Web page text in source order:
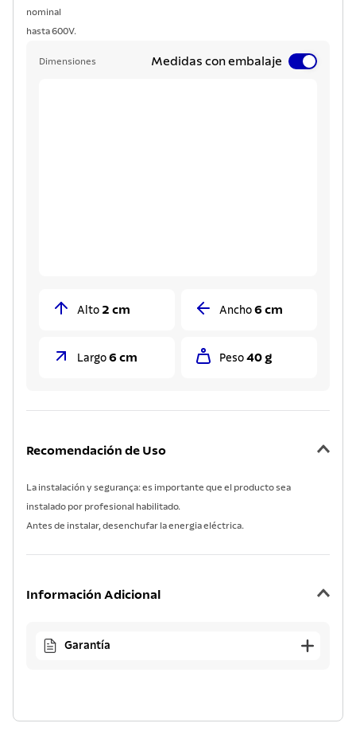
nominal
hasta 600V.
Dimensiones Medidas con embalaje
Alto 2 cm Ancho 6 cm
Largo 6 cm Peso 40 g
Recomendación de Uso
La instalación y segurança: es importante que el producto sea
instalado por profesional habilitado.
Antes de instalar, desenchufar la energia eléctrica.
Información Adicional
Garantía